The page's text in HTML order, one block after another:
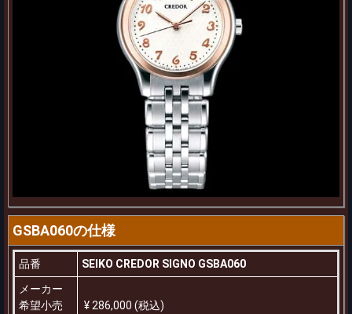
GSBA060の仕様
品番
SEIKO CREDOR SIGNO GSBA060
メーカー
希望小売
¥ 286,000 (税込)